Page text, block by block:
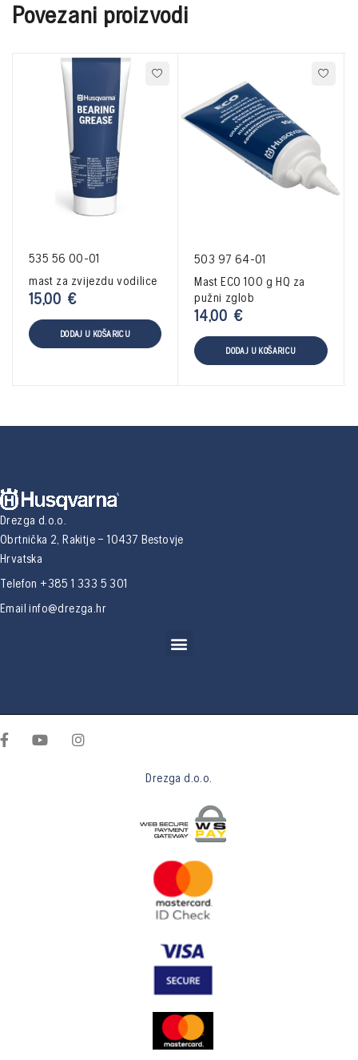
Povezani proizvodi
535 56 00-01
mast za zvijezdu vodilice
15,00€
DODAJ U KOŠARICU
503 97 64-01
Mast ECO 100 g HQ za
pužni zglob
14,00€
DODAJ U KOŠARICU
Drezga d.o.o.
Obrtnička 2, Rakitje – 10437 Bestovje
Hrvatska
Telefon +385 1 333 5 301
Emailinfo@drezga.hr
Drezga d.o.o.